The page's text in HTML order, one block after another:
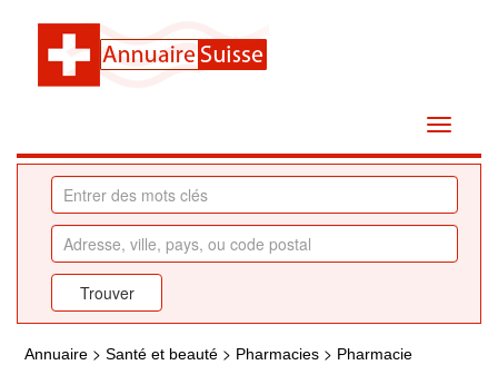
Annuaire > Santé et beauté > Pharmacies > Pharmacie